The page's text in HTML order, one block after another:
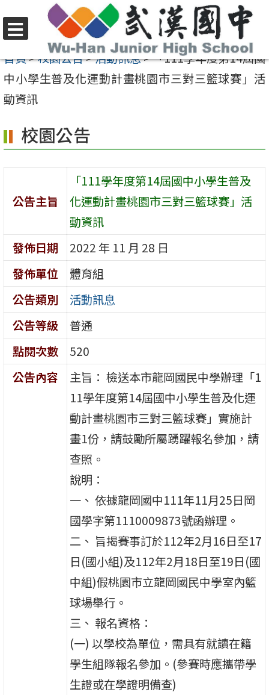
至
要
內
區
選
單
首頁>校園公告>活動訊息>「111學年度第14屆國
中小學生普及化運動計畫桃園市三對三籃球賽」活
動資訊
校園公告
公告主旨
「111學年度第14屆國中小學生普及
化運動計畫桃園市三對三籃球賽」活
動資訊
發佈日期
2022 年 11 月 28 日
發佈單位
體育組
公告類別
活動訊息
公告等級
普通
點閱次數
520
公告內容
主旨： 檢送本市龍岡國民中學辦理「1
11學年度第14屆國中小學生普及化運
動計畫桃園市三對三籃球賽」實施計
畫1份，請鼓勵所屬踴躍報名參加，請
查照。
說明：
一、 依據龍岡國中111年11月25日岡
國學字第1110009873號函辦理。
二、 旨揭賽事訂於112年2月16日至17
日(國小組)及112年2月18日至19日(國
中組)假桃園市立龍岡國民中學室內籃
球場舉行。
三、 報名資格：
(一) 以學校為單位，需具有就讀在籍
學生組隊報名參加。(參賽時應攜帶學
生證或在學證明備查)